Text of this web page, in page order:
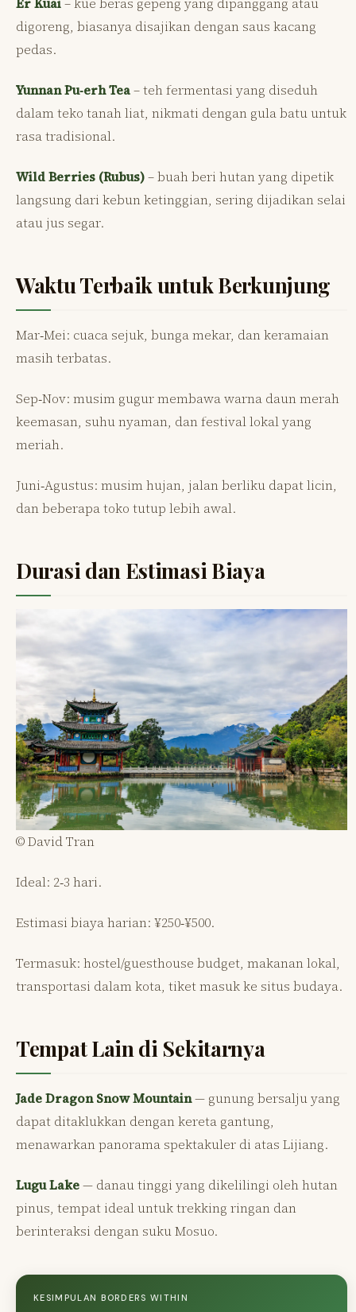
digoreng, biasanya disajikan dengan saus kacang
pedas.
Yunnan Pu‑erh Tea– teh fermentasi yang diseduh
dalam teko tanah liat, nikmati dengan gula batu untuk
rasa tradisional.
Wild Berries (Rubus)– buah beri hutan yang dipetik
langsung dari kebun ketinggian, sering dijadikan selai
atau jus segar.
Waktu Terbaik untuk Berkunjung
Mar‑Mei: cuaca sejuk, bunga mekar, dan keramaian
masih terbatas.
Sep‑Nov: musim gugur membawa warna daun merah
keemasan, suhu nyaman, dan festival lokal yang
meriah.
Juni‑Agustus: musim hujan, jalan berliku dapat licin,
dan beberapa toko tutup lebih awal.
Durasi dan Estimasi Biaya
© David Tran
Ideal: 2‑3 hari.
Estimasi biaya harian: ¥250‑¥500.
Termasuk: hostel/guesthouse budget, makanan lokal,
transportasi dalam kota, tiket masuk ke situs budaya.
Tempat Lain di Sekitarnya
Jade Dragon Snow Mountain— gunung bersalju yang
dapat ditaklukkan dengan kereta gantung,
menawarkan panorama spektakuler di atas Lijiang.
Lugu Lake— danau tinggi yang dikelilingi oleh hutan
pinus, tempat ideal untuk trekking ringan dan
berinteraksi dengan suku Mosuo.
KESIMPULAN BORDERS WITHIN